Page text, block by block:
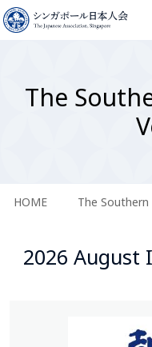
The
HOME The Southern
2026 August